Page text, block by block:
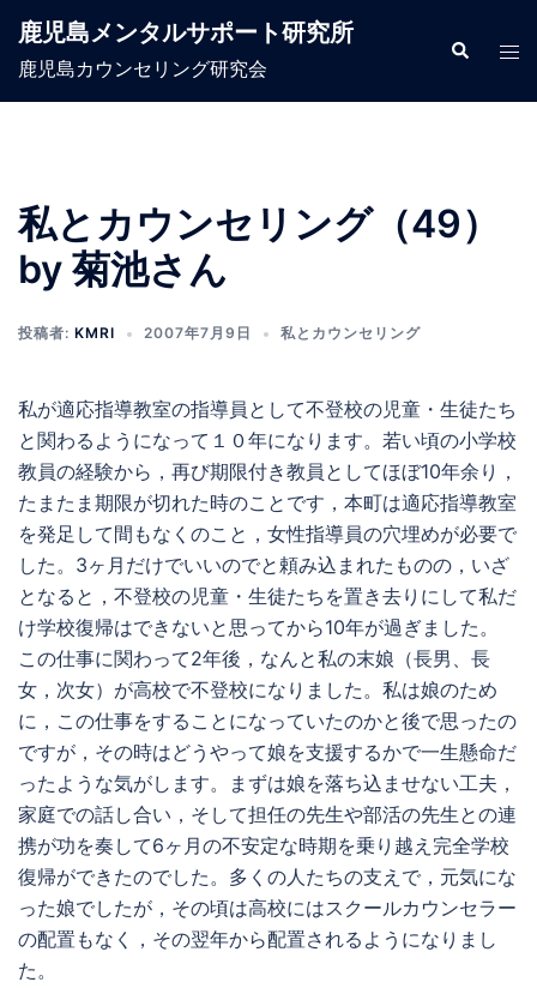
ン
キ
鹿児島メンタルサポート研究所
鹿児島カウンセリング研究会
検
索
ト
私とカウンセリング（49）
by 菊池さん
投稿者: KMRI 2007年7月9日 私とカウンセリング
私が適応指導教室の指導員として不登校の児童・生徒たち
と関わるようになって１０年になります。若い頃の小学校
教員の経験から，再び期限付き教員としてほぼ10年余り，
たまたま期限が切れた時のことです，本町は適応指導教室
を発足して間もなくのこと，女性指導員の穴埋めが必要で
した。3ヶ月だけでいいのでと頼み込まれたものの，いざ
となると，不登校の児童・生徒たちを置き去りにして私だ
け学校復帰はできないと思ってから10年が過ぎました。
この仕事に関わって2年後，なんと私の末娘（長男、長
女，次女）が高校で不登校になりました。私は娘のため
に，この仕事をすることになっていたのかと後で思ったの
ですが，その時はどうやって娘を支援するかで一生懸命だ
ったような気がします。まずは娘を落ち込ませない工夫，
家庭での話し合い，そして担任の先生や部活の先生との連
携が功を奏して6ヶ月の不安定な時期を乗り越え完全学校
復帰ができたのでした。多くの人たちの支えで，元気にな
った娘でしたが，その頃は高校にはスクールカウンセラー
の配置もなく，その翌年から配置されるようになりまし
た。